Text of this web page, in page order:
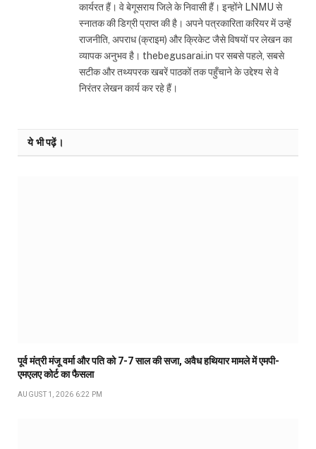
कार्यरत हैं। वे बेगूसराय जिले के निवासी हैं। इन्होंने LNMU से
स्नातक की डिग्री प्राप्त की है। अपने पत्रकारिता करियर में उन्हें
राजनीति, अपराध (क्राइम) और क्रिकेट जैसे विषयों पर लेखन का
व्यापक अनुभव है। thebegusarai.in पर सबसे पहले, सबसे
सटीक और तथ्यपरक खबरें पाठकों तक पहुँचाने के उद्देश्य से वे
निरंतर लेखन कार्य कर रहे हैं।
ये भी पढ़ें।
पूर्व मंत्री मंजू वर्मा और पति को 7-7 साल की सजा, अवैध हथियार मामले में एमपी-
एमएलए कोर्ट का फैसला
AUGUST 1, 2026 6:22 PM